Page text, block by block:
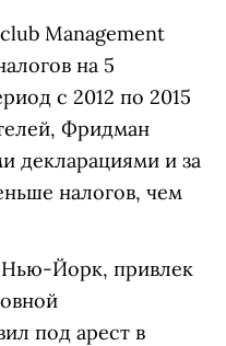
Management
на 5
с 2012 по 2015
Фридман
декларациями и за
налогов, чем
Нью-Йорк, привлек
под арест в